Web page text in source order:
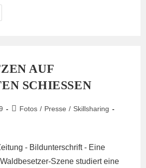
AUF
SCHIESSEN
Beitrags-
Fotos / Presse / Skillsharing